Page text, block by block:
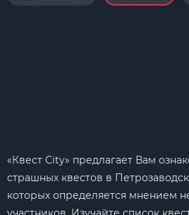
«Квест City» предлагает Вам
страшных квестов в
которых определяется мнением